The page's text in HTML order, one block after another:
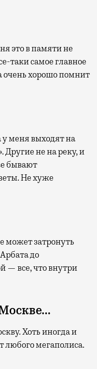
это в памяти не
таки самое главное
очень хорошо помнит
у меня выходят на
Другие не на реку, и
бывают
Не хуже
может затронуть
до
— все, что внутри
Хоть иногда и
любого мегаполиса.